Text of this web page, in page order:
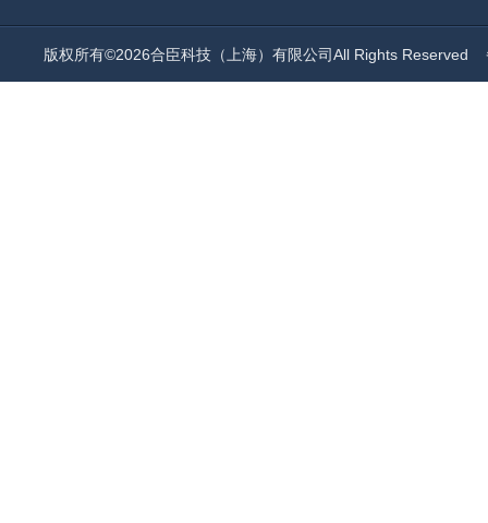
版权所有©2026合臣科技（上海）有限公司All Rights Reserved